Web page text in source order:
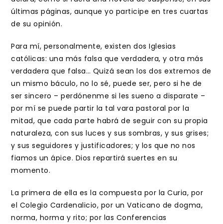
últimas páginas, aunque yo participe en tres cuartas
de su opinión.
Para mí, personalmente, existen dos Iglesias
católicas: una más falsa que verdadera, y otra más
verdadera que falsa… Quizá sean los dos extremos de
un mismo báculo, no lo sé, puede ser, pero si he de
ser sincero – perdónenme si les sueno a disparate –
por mí se puede partir la tal vara pastoral por la
mitad, que cada parte habrá de seguir con su propia
naturaleza, con sus luces y sus sombras, y sus grises;
y sus seguidores y justificadores; y los que no nos
fiamos un ápice. Dios repartirá suertes en su
momento.
La primera de ella es la compuesta por la Curia, por
el Colegio Cardenalicio, por un Vaticano de dogma,
norma, horma y rito; por las Conferencias